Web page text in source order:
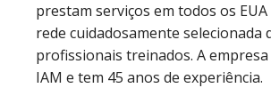
prestam serviços em todos os
rede cuidadosamente selecionada
profissionais treinados. A
IAM e tem 45 anos de experiência.